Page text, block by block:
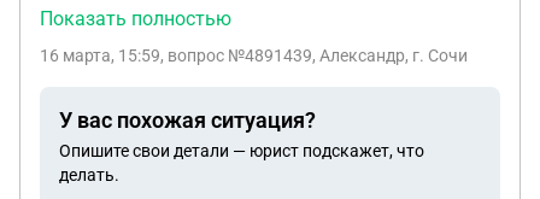
СВО. Машина моя, но нет прав. Когда задержали
Машину жена перегнала домой. Спустя 2 часа
перегнать на то место где меня остановили. За
рулём ехал сотрудник ДПС. Всё это нужно было
сделать для, не приехал сотрудник полиции и не
Показать полностью
16 марта, 15:59, вопрос №4891439, Александр, г. Сочи
У вас похожая ситуация?
Опишите свои детали — юрист подскажет, что
делать.